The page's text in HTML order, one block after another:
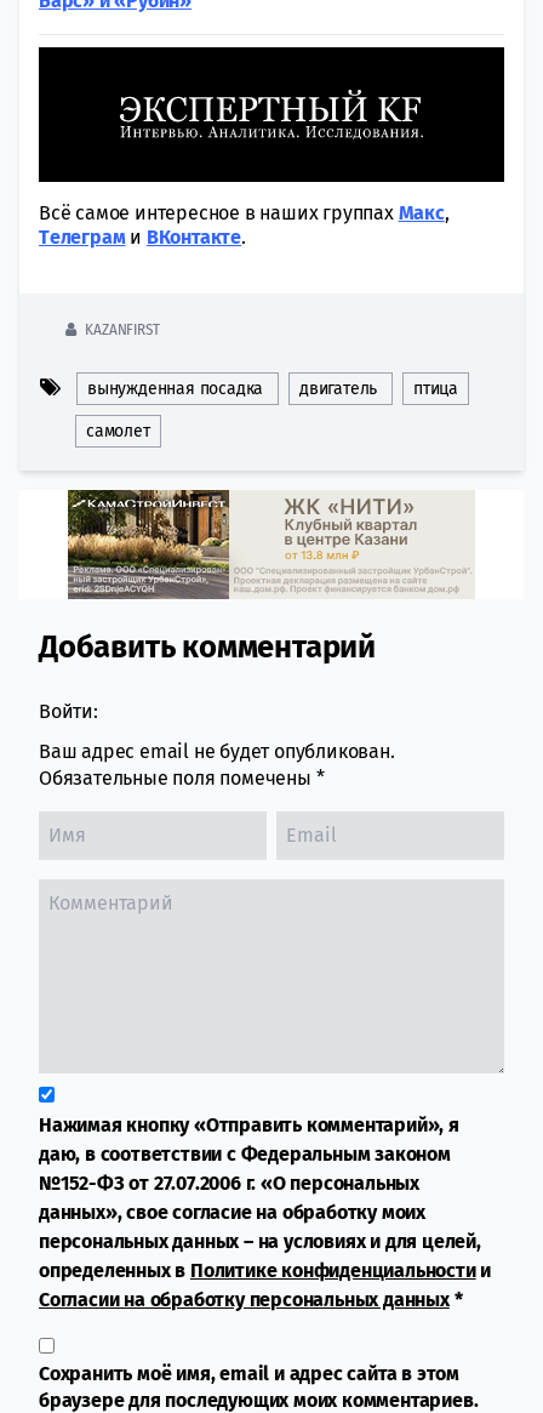
Всё самое интересное в наших группах Макс,
Tелеграми ВКонтакте.
KAZANFIRST
вынужденная посадка двигатель птица
самолет
Comment section
Добавить комментарий
Войти:
Ваш адрес email не будет опубликован.
Обязательные поля помечены *
Нажимая кнопку «Отправить комментарий», я
даю, в соответствии с Федеральным законом
№152-ФЗ от 27.07.2006 г. «О персональных
данных», свое согласие на обработку моих
персональных данных – на условиях и для целей,
определенных в Политике конфиденциальностии
Согласии на обработку персональных данных*
Сохранить моё имя, email и адрес сайта в этом
браузере для последующих моих комментариев.